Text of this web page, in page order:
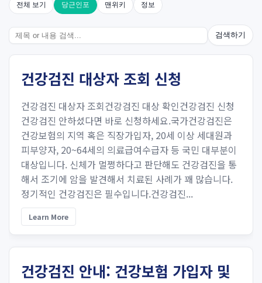
전체 보기 당근인포 맨위키 정보
검색하기
건강검진 대상자 조회 신청
건강검진 대상자 조회건강검진 대상 확인건강검진 신청
건강검진 안하셨다면 바로 신청하세요.국가건강검진은
건강보험의 지역 혹은 직장가입자, 20세 이상 세대원과
피부양자, 20~64세의 의료급여수급자 등 국민 대부분이
대상입니다. 신체가 멀쩡하다고 판단해도 건강검진을 통
해서 조기에 암을 발견해서 치료된 사례가 꽤 많습니다.
정기적인 건강검진은 필수입니다.건강검진...
Learn More
건강검진 안내: 건강보험 가입자 및